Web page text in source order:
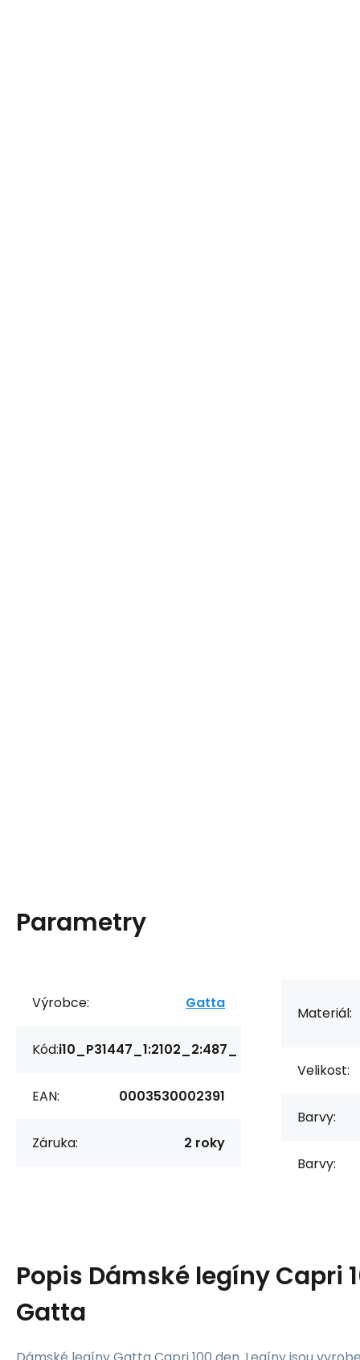
Parametry
Výrobce: Gatta
Kód:i10_P31447_1:2102_2:487_
EAN: 0003530002391
Záruka: 2 roky
Materiál:
Velikost:
Barvy:
Barvy:
Popis Dámské legíny Capri
Gatta